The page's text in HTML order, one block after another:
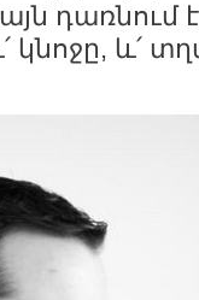
դառնում
կնոջը, և՛